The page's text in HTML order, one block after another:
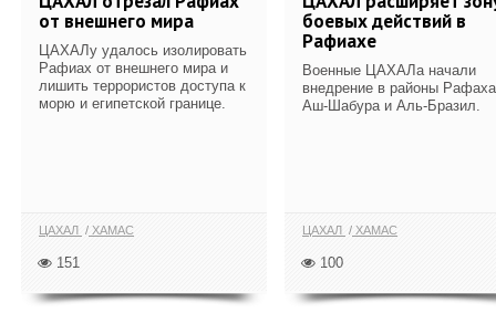
от внешнего мира
ЦАХАЛу удалось изолировать
Рафиах от внешнего мира и
лишить террористов доступа к
морю и египетской границе.
ЦАХАЛ ХАМАС
151
боевых действий в
Рафиахе
Военные ЦАХАЛа начали
внедрение в районы Рафаха
Аш-Шабура и Аль-Бразил.
ЦАХАЛ ХАМАС
100